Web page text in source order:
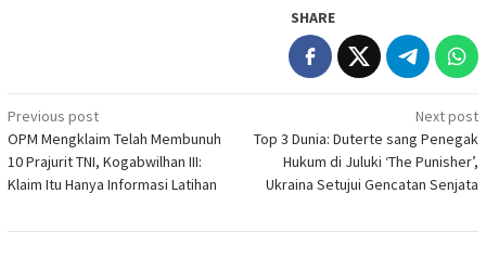
SHARE
Post
navigation
Previous post
OPM Mengklaim Telah Membunuh
10 Prajurit TNI, Kogabwilhan III:
Klaim Itu Hanya Informasi Latihan
Next post
Top 3 Dunia: Duterte sang Penegak
Hukum di Juluki ‘The Punisher’,
Ukraina Setujui Gencatan Senjata